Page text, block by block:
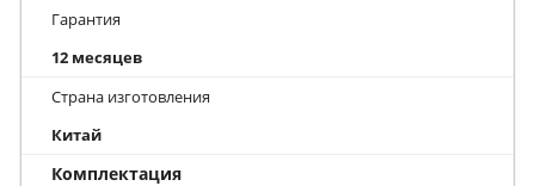
Гарантия
12 месяцев
Страна изготовления
Китай
Комплектация